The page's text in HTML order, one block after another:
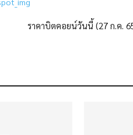
ราคาบิตคอยน์วันนี้ (27 ก.ค.